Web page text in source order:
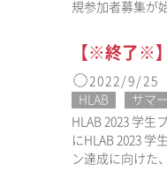
規参加者募集が
【※終了※
2022/9/25
HLAB
サマ
HLAB 2023 学
にHLAB 2023 学
ン達成に向けた